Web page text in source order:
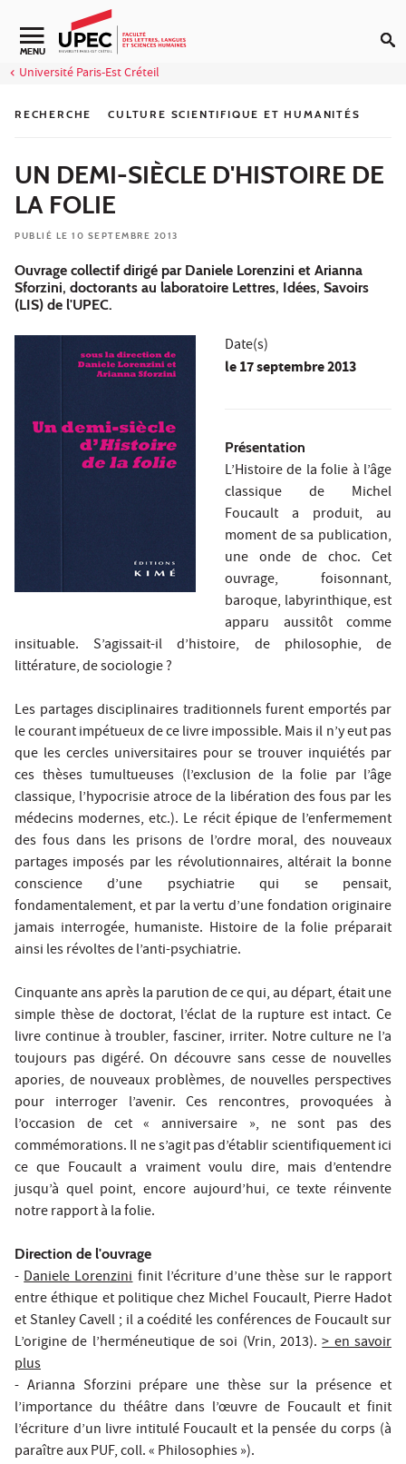
Aller au contenu
Navigation secondaire
MENU
Université Paris-Est Créteil
RECHERCHE CULTURE SCIENTIFIQUE ET HUMANITÉS
UN DEMI-SIÈCLE D'HISTOIRE DE
LA FOLIE
PUBLIÉ LE 10 SEPTEMBRE 2013
Ouvrage collectif dirigé par Daniele Lorenzini et Arianna
Sforzini, doctorants au laboratoire Lettres, Idées, Savoirs
(LIS) de l'UPEC.
Date(s)
le17 septembre 2013
Présentation
L’Histoire de la folie à l’âge
classique de Michel
Foucault a produit, au
moment de sa publication,
une onde de choc. Cet
ouvrage, foisonnant,
baroque, labyrinthique, est
apparu aussitôt comme
insituable. S’agissait-il d’histoire, de philosophie, de
littérature, de sociologie ?
Les partages disciplinaires traditionnels furent emportés par
le courant impétueux de ce livre impossible. Mais il n’y eut pas
que les cercles universitaires pour se trouver inquiétés par
ces thèses tumultueuses (l’exclusion de la folie par l’âge
classique, l’hypocrisie atroce de la libération des fous par les
médecins modernes, etc.). Le récit épique de l’enfermement
des fous dans les prisons de l’ordre moral, des nouveaux
partages imposés par les révolutionnaires, altérait la bonne
conscience d’une psychiatrie qui se pensait,
fondamentalement, et par la vertu d’une fondation originaire
jamais interrogée, humaniste. Histoire de la folie préparait
ainsi les révoltes de l’anti-psychiatrie.
Cinquante ans après la parution de ce qui, au départ, était une
simple thèse de doctorat, l’éclat de la rupture est intact. Ce
livre continue à troubler, fasciner, irriter. Notre culture ne l’a
toujours pas digéré. On découvre sans cesse de nouvelles
apories, de nouveaux problèmes, de nouvelles perspectives
pour interroger l’avenir. Ces rencontres, provoquées à
l’occasion de cet « anniversaire », ne sont pas des
commémorations. Il ne s’agit pas d’établir scientifiquement ici
ce que Foucault a vraiment voulu dire, mais d’entendre
jusqu’à quel point, encore aujourd’hui, ce texte réinvente
notre rapport à la folie.
Direction de l'ouvrage
-Daniele Lorenzinifinit l’écriture d’une thèse sur le rapport
entre éthique et politique chez Michel Foucault, Pierre Hadot
et Stanley Cavell ; il a coédité les conférences de Foucault sur
L’origine de l’herméneutique de soi (Vrin, 2013).> en savoir
plus
- Arianna Sforzini prépare une thèse sur la présence et
l’importance du théâtre dans l’œuvre de Foucault et finit
l’écriture d’un livre intitulé Foucault et la pensée du corps (à
paraître aux PUF, coll. « Philosophies »).